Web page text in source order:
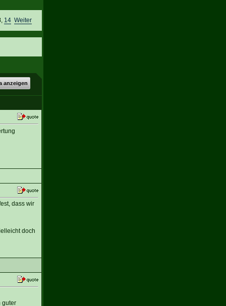
14 Weiter
anzeigen
dass wir
doch
guter